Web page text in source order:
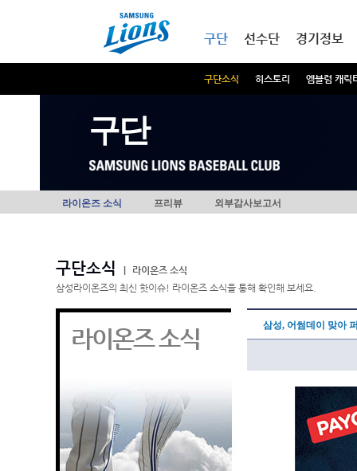
구단
구단소식 히스토리 엠블럼 캐릭
선수단 경기정보
구단
라이온즈 소식 프리뷰 외부감사보고서
구단소식
라이온즈 소식
삼성라이온즈의 최신 핫이슈! 라이온즈 소식을 통해 확인해 보세요.
라이온즈 소식 삼성, 어썸데이 맞아